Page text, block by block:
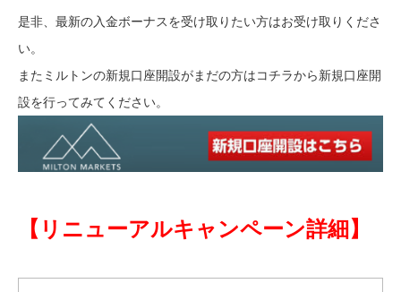
是非、最新の入金ボーナスを受け取りたい方はお受け取りくださ
い。
またミルトンの新規口座開設がまだの方はコチラから新規口座開
設を行ってみてください。
【リニューアルキャンペーン詳細】